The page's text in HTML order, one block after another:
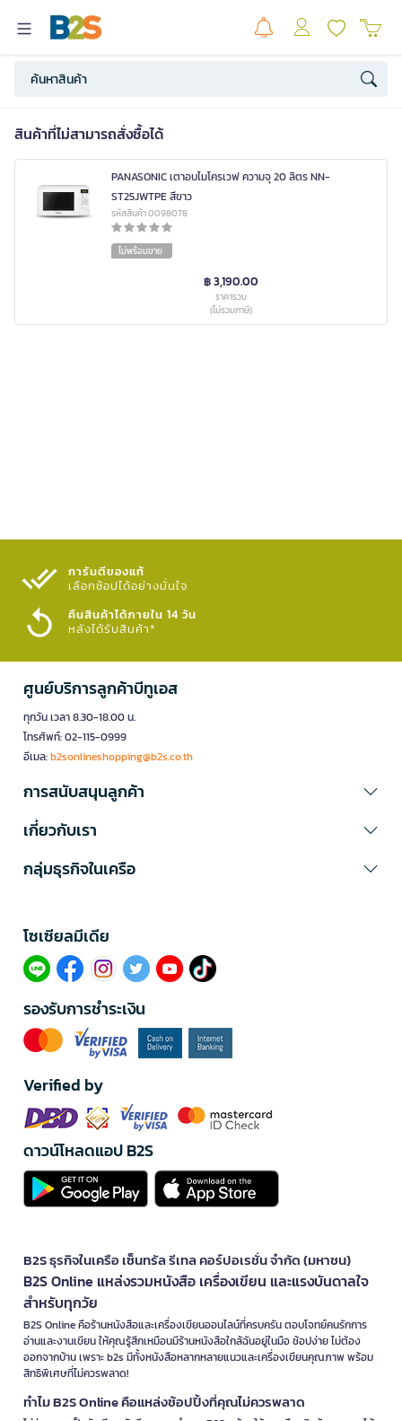
สินค้าที่ไม่สามารถสั่งซื้อได้
PANASONIC เตาอบไมโครเวฟ ความจุ 20 ลิตร NN-
ST25JWTPE สีขาว
รหัสสินค้า 0098078
ไม่พร้อมขาย
฿ 3,190.00
ราคารวม
(ไม่รวมภาษี)
การันตีของแท้
เลือกช้อปได้อย่างมั่นใจ​
คืนสินค้าได้ภายใน 14 วัน
หลังได้รับสินค้า*
ศูนย์บริการลูกค้าบีทูเอส
ทุกวัน เวลา 8.30-18.00 น.
โทรศัพท์: 02-115-0999
อีเมล:b2sonlineshopping@b2s.co.th
การสนับสนุนลูกค้า
เกี่ยวกับเรา
กลุ่มธุรกิจในเครือ
โซเซียลมีเดีย​
รองรับการชำระเงิน
Verified by
ดาวน์โหลดแอป B2S
B2S ธุรกิจในเครือ เซ็นทรัล รีเทล คอร์ปอเรชั่น จำกัด (มหาชน)
B2S Online แหล่งรวมหนังสือ เครื่องเขียน และแรงบันดาลใจ
สำหรับทุกวัย
B2S Online คือร้านหนังสือและเครื่องเขียนออนไลน์ที่ครบครัน ตอบโจทย์คนรักการ
อ่านและงานเขียน ให้คุณรู้สึกเหมือนมีร้านหนังสือใกล้ฉันอยู่ในมือ ช้อปง่าย ไม่ต้อง
ออกจากบ้าน เพราะ b2s มีทั้งหนังสือหลากหลายแนวและเครื่องเขียนคุณภาพ พร้อม
สิทธิพิเศษที่ไม่ควรพลาด!
ทำไม B2S Online คือแหล่งช้อปปิ้งที่คุณไม่ควรพลาด